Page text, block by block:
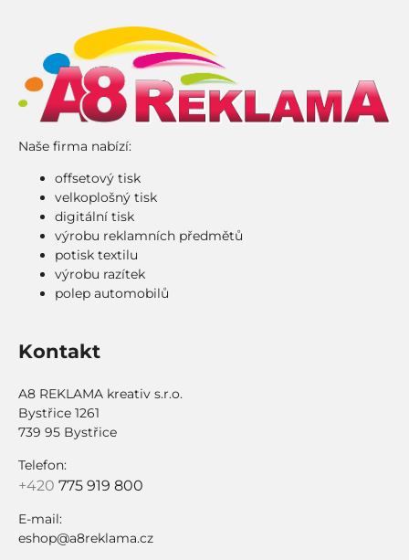
Naše firma nabízí:
offsetový tisk
velkoplošný tisk
digitální tisk
výrobu reklamních předmětů
potisk textilu
výrobu razítek
polep automobilů
Kontakt
A8 REKLAMA kreativ s.r.o.
Bystřice 1261
739 95 Bystřice
Telefon:
+420 775 919 800
E-mail:
eshop@a8reklama.cz